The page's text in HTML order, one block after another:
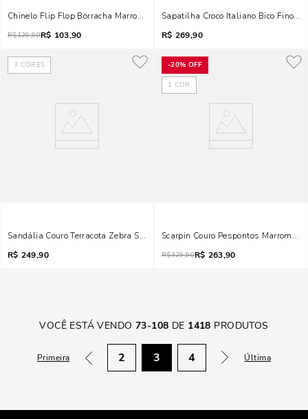
Chinelo Flip Flop Borracha Marrom Dark Spikes
R$129,90R$ 103,90
Sapatilha Croco Italiano Bico Fino
R$ 269,90
3 CORES
Sandália Couro Terracota Zebra Salto Grosso
R$ 249,90
-20% OFF
1 COR
Scarpin Couro Pespontos Marrom
R$329,90R$ 263,90
VOCÊ ESTÁ VENDO 73-108 DE 1418 PRODUTOS
Primeira 2 3 4 Última